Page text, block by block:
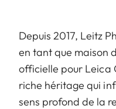
Depuis 2017, Leitz
en tant que maison
officielle pour Leica
riche héritage qui
sens profond de la